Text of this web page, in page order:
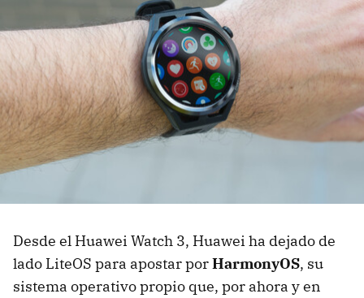
Desde el Huawei Watch 3, Huawei ha dejado de
lado LiteOS para apostar porHarmonyOS, su
sistema operativo propio que, por ahora y en